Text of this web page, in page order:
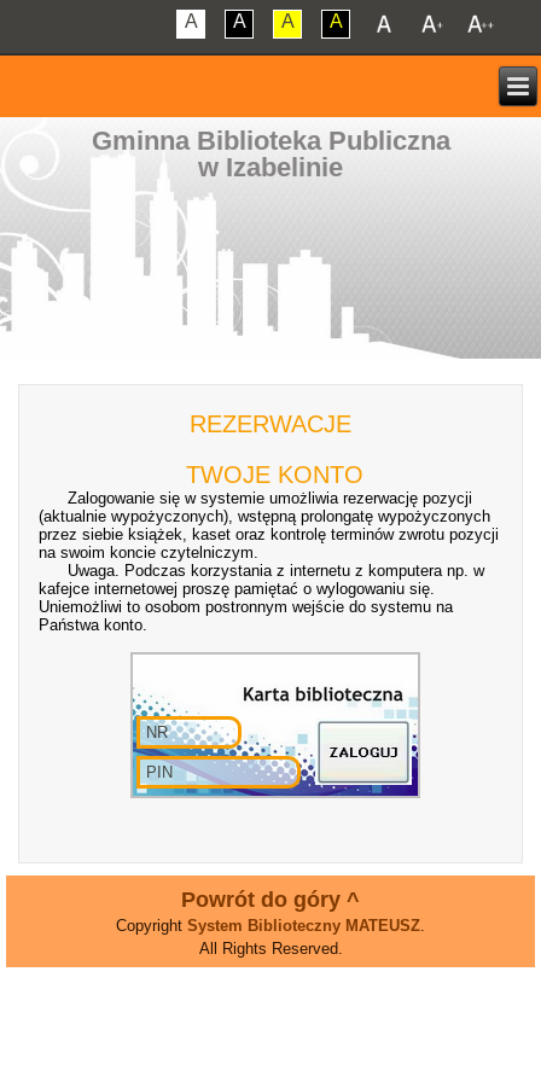
A A A A
Gminna Biblioteka Publiczna
w Izabelinie
REZERWACJE
TWOJE KONTO
Zalogowanie się w systemie umożliwia rezerwację pozycji
(aktualnie wypożyczonych), wstępną prolongatę wypożyczonych
przez siebie książek, kaset oraz kontrolę terminów zwrotu pozycji
na swoim koncie czytelniczym.
Uwaga. Podczas korzystania z internetu z komputera np. w
kafejce internetowej proszę pamiętać o wylogowaniu się.
Uniemożliwi to osobom postronnym wejście do systemu na
Państwa konto.
Powrót do góry ^
Copyright System Biblioteczny MATEUSZ
All Rights Reserved.